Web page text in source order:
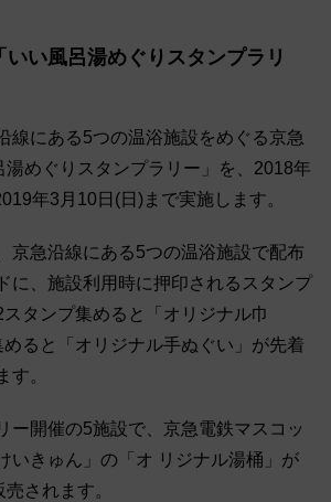
いい風呂湯めぐりスタンプラリ
線にある5つの温浴施設をめぐる京急
湯めぐりスタンプラリー」を、2018年
年3月10日(日)まで実施します。
京急沿線にある5つの温浴施設で配布
に、施設利用時に押印されるスタンプ
タンプ集めると「オリジナル巾
ると「オリジナル手ぬぐい」が先着
す。
ー開催の5施設で、京急電鉄マスコッ
いきゅん」の「オ リジナル湯桶」が
されます。